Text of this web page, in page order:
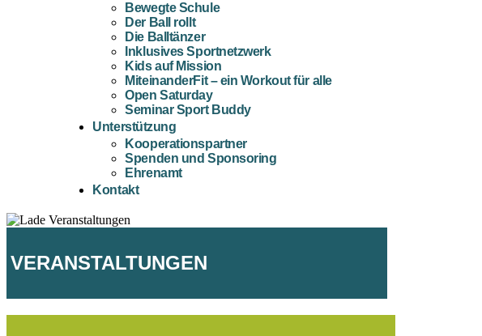
Bewegte Schule
Der Ball rollt
Die Balltänzer
Inklusives Sportnetzwerk
Kids auf Mission
MiteinanderFit – ein Workout für alle
Open Saturday
Seminar Sport Buddy
Unterstützung
Kooperationspartner
Spenden und Sponsoring
Ehrenamt
Kontakt
VERANSTALTUNGEN